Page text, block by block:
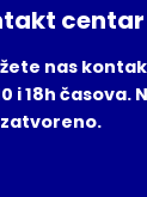
centar
nas
i 18h časova.
zatvoreno.